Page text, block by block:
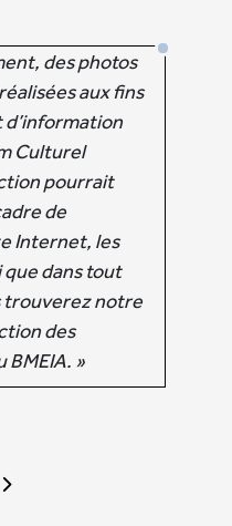
des photos
aux fins
Culturel
pourrait
de
Internet, les
que dans tout
trouverez notre
des
BMEIA. »